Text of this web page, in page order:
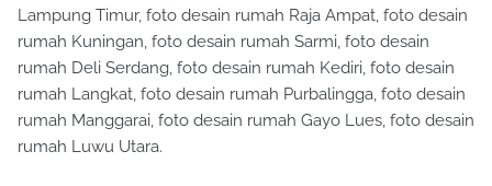
Lampung Timur, foto desain rumah Raja Ampat, foto desain
rumah Kuningan, foto desain rumah Sarmi, foto desain
rumah Deli Serdang, foto desain rumah Kediri, foto desain
rumah Langkat, foto desain rumah Purbalingga, foto desain
rumah Manggarai, foto desain rumah Gayo Lues, foto desain
rumah Luwu Utara.